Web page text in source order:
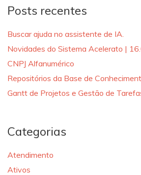
Posts recentes
Buscar ajuda no assistente de IA.
Novidades do Sistema Acelerato |
CNPJ Alfanumérico
Repositórios da Base de
Gantt de Projetos e Gestão de
Categorias
Atendimento
Ativos